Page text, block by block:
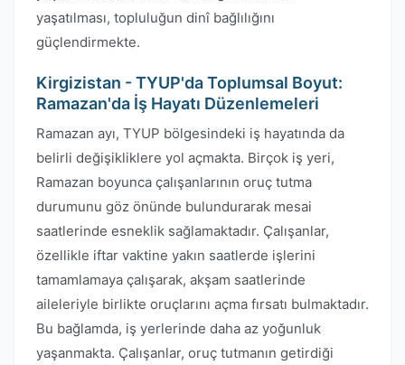
yaşatılması, topluluğun dinî bağlılığını
güçlendirmekte.
Kirgizistan - TYUP'da Toplumsal Boyut:
Ramazan'da İş Hayatı Düzenlemeleri
Ramazan ayı, TYUP bölgesindeki iş hayatında da
belirli değişikliklere yol açmakta. Birçok iş yeri,
Ramazan boyunca çalışanlarının oruç tutma
durumunu göz önünde bulundurarak mesai
saatlerinde esneklik sağlamaktadır. Çalışanlar,
özellikle iftar vaktine yakın saatlerde işlerini
tamamlamaya çalışarak, akşam saatlerinde
aileleriyle birlikte oruçlarını açma fırsatı bulmaktadır.
Bu bağlamda, iş yerlerinde daha az yoğunluk
yaşanmakta. Çalışanlar, oruç tutmanın getirdiği